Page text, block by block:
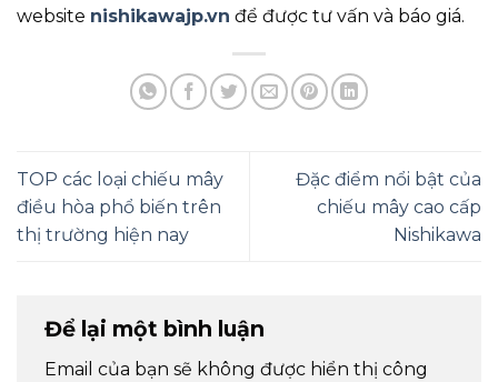
website nishikawajp.vn để được tư vấn và báo giá.
TOP các loại chiếu mây
điều hòa phổ biến trên
thị trường hiện nay
Đặc điểm nổi bật của
chiếu mây cao cấp
Nishikawa
Để lại một bình luận
Email của bạn sẽ không được hiển thị công